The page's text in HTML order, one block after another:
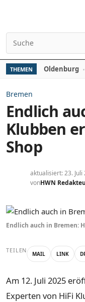
Suchen nach:
THEMEN Oldenburg
Bremen
Endlich
Klubben
Shop
aktualisiert: 23. Juli
vonHWN
Endlich auch in Bremen:
TEILEN MAIL LINK
Am 12. Juli 2025
Experten von HiFi